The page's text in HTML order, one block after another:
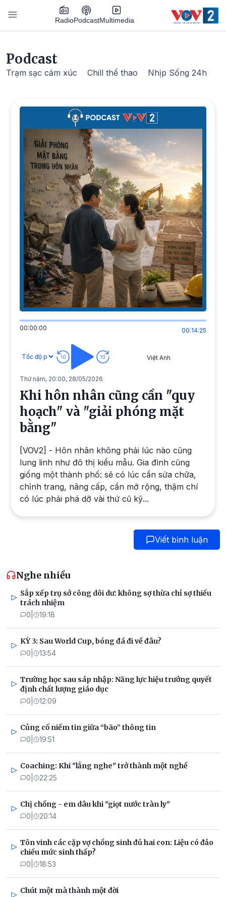
Nhảy đến nội dung
RadioPodcastMultimedia
Podcast
Trạm sạc cảm xúc Chill thể thao Nhịp Sống 24h
00:00:00 00:14:25
Việt Anh
Thứ năm, 20:00, 28/05/2026
Khi hôn nhân cũng cần "quy
hoạch" và "giải phóng mặt
bằng"
[VOV2] - Hôn nhân không phải lúc nào cũng
lung linh như đô thị kiểu mẫu. Gia đình cũng
giống một thành phố: sẽ có lúc cần sửa chữa,
chỉnh trang, nâng cấp, cần mở rộng, thậm chí
có lúc phải phá dỡ vài thứ cũ kỹ...
Viết bình luận
Nghe nhiều
Sắp xếp trụ sở công dôi dư: không sợ thừa chỉ sợ thiếu
trách nhiệm
0 19:18
KỲ 3: Sau World Cup, bóng đá đi về đâu?
0 13:54
Trường học sau sáp nhập: Năng lực hiệu trưởng quyết
định chất lượng giáo dục
0 12:09
Củng cố niềm tin giữa “bão” thông tin
0 19:51
Coaching: Khi "lắng nghe" trở thành một nghề
0 22:25
Chị chồng - em dâu khi "giọt nước tràn ly"
0 20:14
Tôn vinh các cặp vợ chồng sinh đủ hai con: Liệu có đảo
chiều mức sinh thấp?
0 18:53
Chút một mà thành một đời